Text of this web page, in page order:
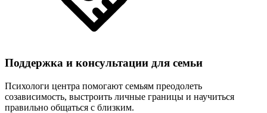
Поддержка и консультации для семьи
Психологи центра помогают семьям преодолеть
созависимость, выстроить личные границы и научиться
правильно общаться с близким.